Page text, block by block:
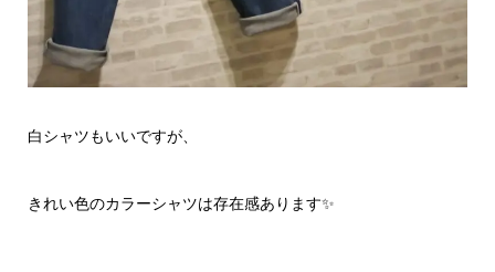
白シャツもいいですが、
きれい色のカラーシャツは存在感あります✨